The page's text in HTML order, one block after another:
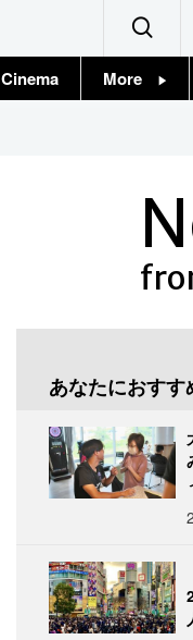
Cinema More
あなたにおすす